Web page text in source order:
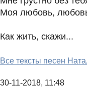
Моя любовь,
Как жить, скажи...
Все тексты песен
30-11-2018, 11:48